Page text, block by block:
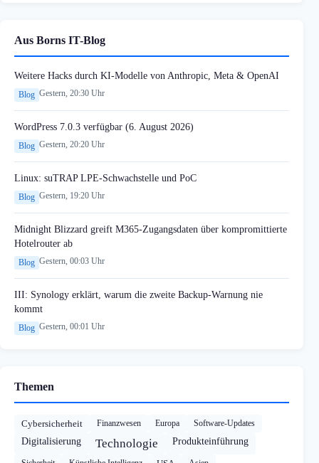
Aus Borns IT-Blog
Weitere Hacks durch KI-Modelle von Anthropic, Meta & OpenAI
Blog Gestern, 20:30 Uhr
WordPress 7.0.3 verfügbar (6. August 2026)
Blog Gestern, 20:20 Uhr
Linux: suTRAP LPE-Schwachstelle und PoC
Blog Gestern, 19:20 Uhr
Midnight Blizzard greift M365-Zugangsdaten über kompromittierte
Hotelrouter ab
Blog Gestern, 00:03 Uhr
III: Synology erklärt, warum die zweite Backup-Warnung nie
kommt
Blog Gestern, 00:01 Uhr
Themen
Cybersicherheit Finanzwesen Europa Software-Updates
Digitalisierung Technologie Produkteinführung